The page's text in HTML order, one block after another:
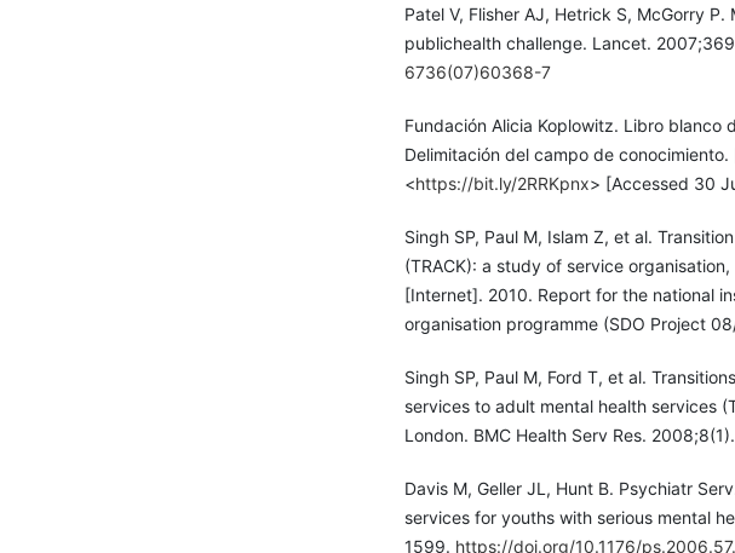
Patel V, Flisher AJ, Hetrick S, McGorry
publichealth challenge. Lancet.
6736(07)60368-7
Fundación Alicia Koplowitz. Libro blanco
Delimitación del campo de
<https://bit.ly/2RRKpnx> [Accessed 30
Singh SP, Paul M, Islam Z, et al.
(TRACK): a study of service
[Internet]. 2010. Report for the national
organisation programme (SDO Project
Singh SP, Paul M, Ford T, et al.
services to adult mental health services
London. BMC Health Serv Res. 2008;8(1).
Davis M, Geller JL, Hunt B. Psychiatr
services for youths with serious mental
1599. https://doi.org/10.1176/